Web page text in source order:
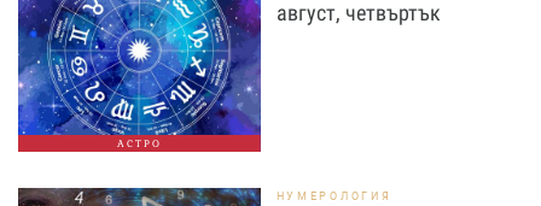
АСТРО
август, четвъртък
НУМЕРОЛОГИЯ